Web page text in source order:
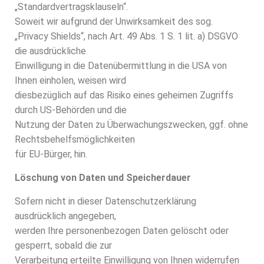
„Standardvertragsklauseln“.
Soweit wir aufgrund der Unwirksamkeit des sog.
„Privacy Shields“, nach Art. 49 Abs. 1 S. 1 lit. a) DSGVO
die ausdrückliche
Einwilligung in die Datenübermittlung in die USA von
Ihnen einholen, weisen wird
diesbezüglich auf das Risiko eines geheimen Zugriffs
durch US-Behörden und die
Nutzung der Daten zu Überwachungszwecken, ggf. ohne
Rechtsbehelfsmöglichkeiten
für EU-Bürger, hin.
Löschung von Daten und Speicherdauer
Sofern nicht in dieser Datenschutzerklärung
ausdrücklich angegeben,
werden Ihre personenbezogen Daten gelöscht oder
gesperrt, sobald die zur
Verarbeitung erteilte Einwilligung von Ihnen widerrufen